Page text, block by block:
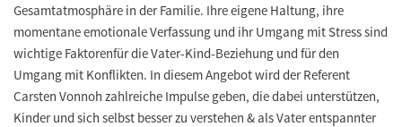
Gesamtatmosphäre in der Familie. Ihre eigene Haltung, ihre
momentane emotionale Verfassung und ihr Umgang mit Stress sind
wichtige Faktorenfür die Vater-Kind-Beziehung und für den
Umgang mit Konflikten. In diesem Angebot wird der Referent
Carsten Vonnoh zahlreiche Impulse geben, die dabei unterstützen,
Kinder und sich selbst besser zu verstehen & als Vater entspannter